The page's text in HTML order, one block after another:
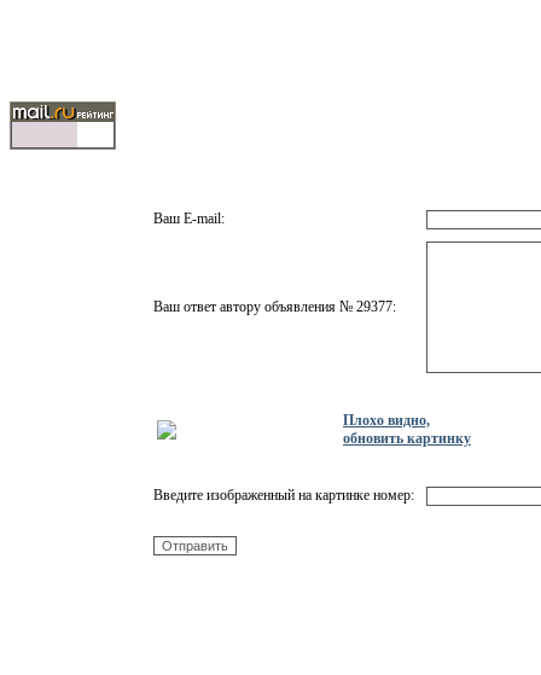
Ваш E-mail:
Ваш ответ автору объявления № 29377:
Плохо видно,
обновить картинку
Введите изображенный на картинке номер: